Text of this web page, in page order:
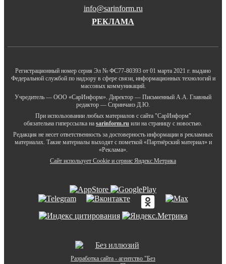
info@sarinform.ru
РЕКЛАМА
Регистрационный номер серия Эл № ФС77-80393 от 01 марта 2021 г. выдано
Федеральной службой по надзору в сфере связи, информационных технологий и
массовых коммуникаций.
Учредитель — ООО «СарИнформ». Директор — Письменный А.А. Главный
редактор — Спринчанэ Д.Ю.
При использовании любых материалов с сайта "СарИнформ"
обязательна гиперссылка на sarinform.ru или на страницу с новостью.
Редакция не несет ответственность за достоверность информации в рекламных
материалах. Такие материалы выходят с пометкой «Партнёрский материал» и
«Реклама».
Сайт использует Cookie и сервиc Яндекс.Метрика
Разработка сайта - агентство "Без